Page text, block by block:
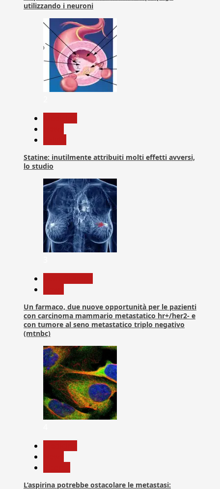
utilizzando i neuroni
Statine: inutilmente attribuiti molti effetti avversi,
lo studio
Un farmaco, due nuove opportunità per le pazienti
con carcinoma mammario metastatico hr+/her2- e
con tumore al seno metastatico triplo negativo
(mtnbc)
L’aspirina potrebbe ostacolare le metastasi: